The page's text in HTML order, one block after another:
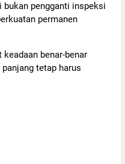
pengganti inspeksi
permanen
benar-benar
tetap harus